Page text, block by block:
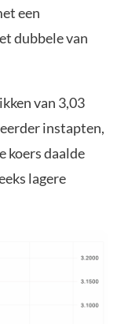
een
dubbele van
van 3,03
instapten,
koers daalde
lagere